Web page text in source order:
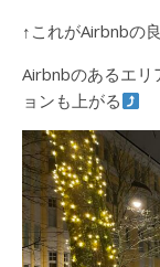
↑これがAirbnbの
Airbnbのあるエリ
ョンも上がる